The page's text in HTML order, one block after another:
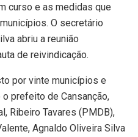
curso e as medidas que
O secretário
abriu a reunião
de reivindicação.
por vinte municípios e
prefeito de Cansanção,
Ribeiro Tavares (PMDB),
Agnaldo Oliveira Silva